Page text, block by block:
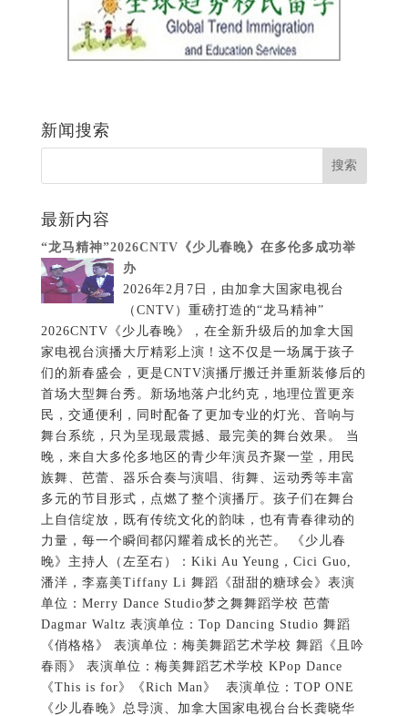
新闻搜索
最新内容
“龙马精神”2026CNTV《少儿春晚》在多伦多成功举
办
2026年2月7日，由加拿大国家电视台
（CNTV）重磅打造的“龙马精神”
2026CNTV《少儿春晚》，在全新升级后的加拿大国
家电视台演播大厅精彩上演！这不仅是一场属于孩子
们的新春盛会，更是CNTV演播厅搬迁并重新装修后的
首场大型舞台秀。新场地落户北约克，地理位置更亲
民，交通便利，同时配备了更加专业的灯光、音响与
舞台系统，只为呈现最震撼、最完美的舞台效果。 当
晚，来自大多伦多地区的青少年演员齐聚一堂，用民
族舞、芭蕾、器乐合奏与演唱、街舞、运动秀等丰富
多元的节目形式，点燃了整个演播厅。孩子们在舞台
上自信绽放，既有传统文化的韵味，也有青春律动的
力量，每一个瞬间都闪耀着成长的光芒。 《少儿春
晚》主持人（左至右）：Kiki Au Yeung，Cici Guo,
潘洋，李嘉美Tiffany Li 舞蹈《甜甜的糖球会》表演
单位：Merry Dance Studio梦之舞舞蹈学校 芭蕾
Dagmar Waltz 表演单位：Top Dancing Studio 舞蹈
《俏格格》 表演单位：梅美舞蹈艺术学校 舞蹈《且吟
春雨》 表演单位：梅美舞蹈艺术学校 KPop Dance
《This is for》《Rich Man》 表演单位：TOP ONE
《少儿春晚》总导演、加拿大国家电视台台长龚晓华